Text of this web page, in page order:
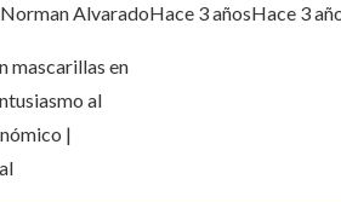
Norman AlvaradoHace 3 añosHace 3